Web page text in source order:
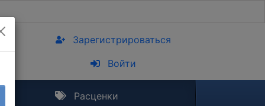
Зарегистрироваться
Войти
Расценки